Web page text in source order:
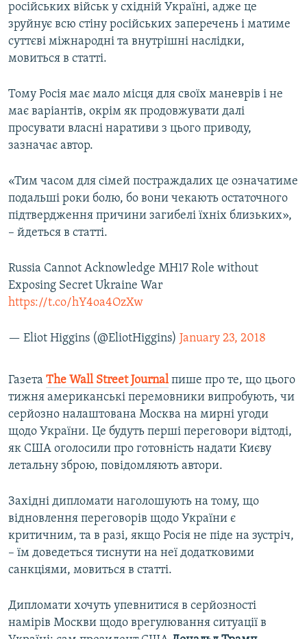
російських військ у східній Україні, адже це
зруйнує всю стіну російських заперечень і матиме
суттєві міжнародні та внутрішні наслідки,
мовиться в статті.
Тому Росія має мало місця для своїх маневрів і не
має варіантів, окрім як продовжувати далі
просувати власні наративи з цього приводу,
зазначає автор.
«Тим часом для сімей постраждалих це означатиме
подальші роки болю, бо вони чекають остаточного
підтвердження причини загибелі їхніх близьких»,
– йдеться в статті.
Russia Cannot Acknowledge MH17 Role without
Exposing Secret Ukraine War
https://t.co/hY4oa4OzXw
— Eliot Higgins (@EliotHiggins) January 23, 2018
Газета The Wall Street Journalпише про те, що цього
тижня американські перемовники випробують, чи
серйозно налаштована Москва на мирні угоди
щодо України. Це будуть перші переговори відтоді,
як США оголосили про готовність надати Києву
летальну зброю, повідомляють автори.
Західні дипломати наголошують на тому, що
відновлення переговорів щодо України є
критичним, та в разі, якщо Росія не піде на зустріч,
– їм доведеться тиснути на неї додатковими
санкціями, мовиться в статті.
Дипломати хочуть упевнитися в серйозності
намірів Москви щодо врегулювання ситуації в